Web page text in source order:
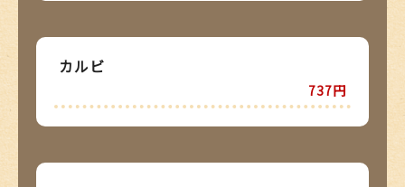
カルビ
737円